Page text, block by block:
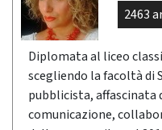
2463
Diplomata al liceo
scegliendo la facoltà di
pubblicista, affascinata
comunicazione,